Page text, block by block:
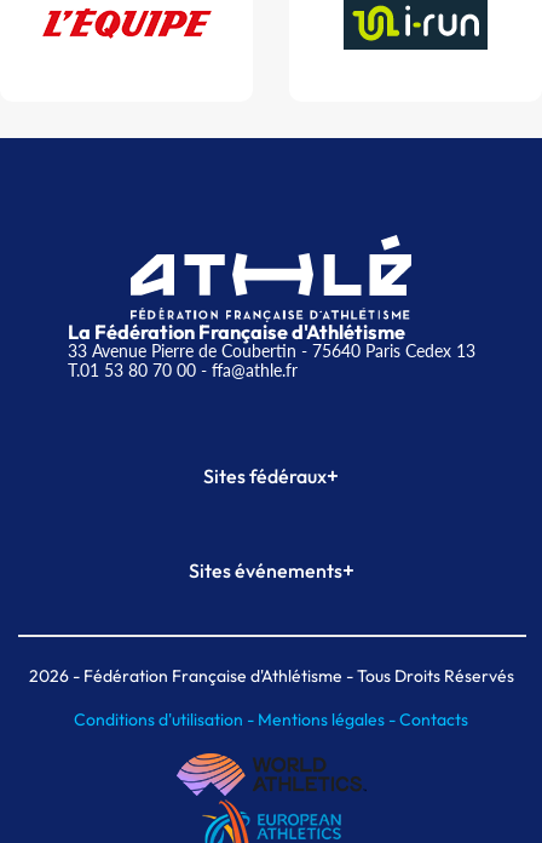
La Fédération Française d'Athlétisme
33 Avenue Pierre de Coubertin - 75640 Paris Cedex 13
T.01 53 80 70 00- ffa@athle.fr
Sites fédéraux+
Plateforme Formation
Sites événements+
Meeting de Paris indoor
MAIF Ekiden de Paris
2026- Fédération Française d'Athlétisme - Tous Droits Réservés
Conditions d'utilisation - Mentions légales -Contacts